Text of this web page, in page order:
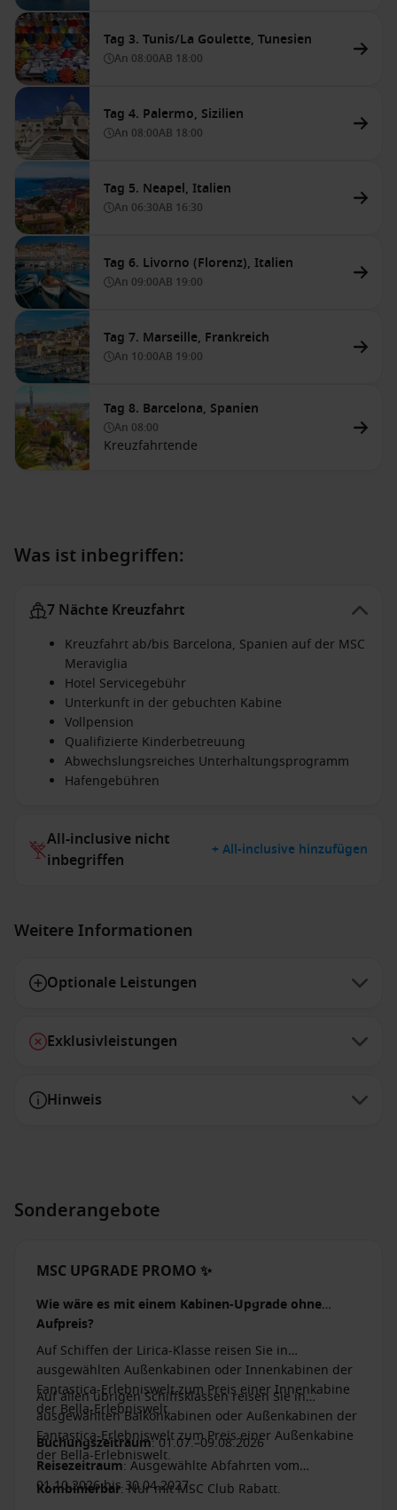
Tag 3. Tunis/La Goulette, Tunesien
An 08:00AB 18:00
Tag 4. Palermo, Sizilien
An 08:00AB 18:00
Tag 5. Neapel, Italien
An 06:30AB 16:30
Tag 6. Livorno (Florenz), Italien
An 09:00AB 19:00
Tag 7. Marseille, Frankreich
An 10:00AB 19:00
Tag 8. Barcelona, Spanien
An 08:00
Kreuzfahrtende
Was ist inbegriffen:
7 Nächte Kreuzfahrt
Kreuzfahrt ab/bis Barcelona, Spanien auf der MSC
Meraviglia
Hotel Servicegebühr
Unterkunft in der gebuchten Kabine
Vollpension
Qualifizierte Kinderbetreuung
Abwechslungsreiches Unterhaltungsprogramm
Hafengebühren
All-inclusive nicht
inbegriffen
+ All-inclusive hinzufügen
Weitere Informationen
Optionale Leistungen
Exklusivleistungen
Hinweis
Sonderangebote
MSC UPGRADE PROMO ✨
Wie wäre es mit einem Kabinen-Upgrade ohne
Aufpreis?
Auf Schiffen der Lirica-Klasse reisen Sie in
ausgewählten Außenkabinen oder Innenkabinen der
Fantastica-Erlebniswelt zum Preis einer Innenkabine
der Bella-Erlebniswelt.
Auf allen übrigen Schiffsklassen reisen Sie in
ausgewählten Balkonkabinen oder Außenkabinen der
Fantastica-Erlebniswelt zum Preis einer Außenkabine
der Bella-Erlebniswelt.
Buchungszeitraum: 01.07.–09.08.2026
Reisezeitraum: Ausgewählte Abfahrten vom
01.10.2026 bis 30.04.2027.
Kombinierbar: Nur mit MSC Club Rabatt.